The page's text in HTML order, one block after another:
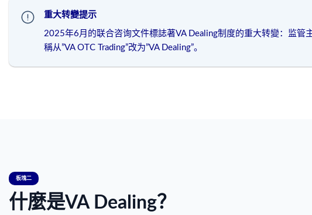
重大转變提示
2025年6月的联合咨询文件標誌著VA Dealing制度的重大转變：监管
稱从”VA OTC Trading”改为”VA Dealing”。
板塊二
什麼是VA Dealing？